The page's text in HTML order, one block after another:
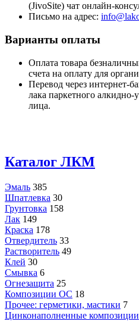
(JivoSite) чат онлайн-
Письмо на адрес:
Варианты оплаты
Оплата товара
счета на оплату для
Перевод через интернет-
лака паркетного алкидно-
лица.
Каталог ЛКМ
Эмаль 385
Шпатлевка 30
Грунтовка 158
Лак 149
Краска 178
Отвердитель 33
Растворитель 49
Клей 30
Смывка 6
Огнезащита 25
Композиции ОС 18
Прочее: герметики, мастики 7
Цинконаполненные композиции